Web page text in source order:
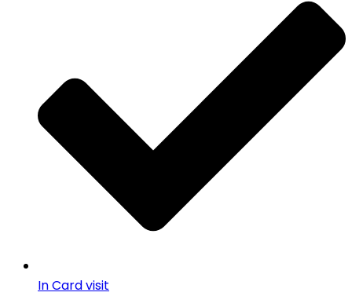
In Card visit